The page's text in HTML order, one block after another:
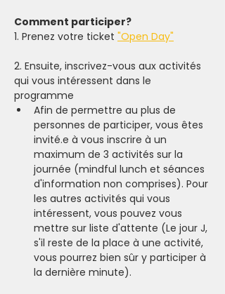
Comment participer?
1. Prenez votre ticket "Open Day"
2. Ensuite, inscrivez-vous aux activités
qui vous intéressent dans le
programme
Afin de permettre au plus de
personnes de participer, vous êtes
invité.e à vous inscrire à un
maximum de 3 activités sur la
journée (mindful lunch et séances
d'information non comprises). Pour
les autres activités qui vous
intéressent, vous pouvez vous
mettre sur liste d'attente (Le jour J,
s'il reste de la place à une activité,
vous pourrez bien sûr y participer à
la dernière minute).